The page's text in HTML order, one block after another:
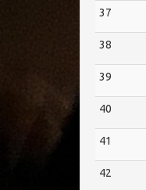
37
38
39
40
41
42